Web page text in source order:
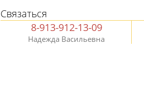
Связаться
8-913-912-13-09
Надежда Васильевна